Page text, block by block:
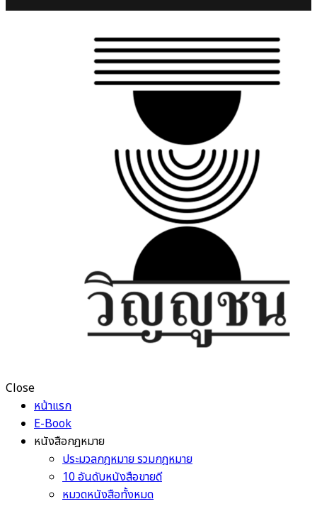
Close
หน้าแรก
E-Book
หนังสือกฎหมาย
ประมวลกฎหมาย รวมกฎหมาย
10 อันดับหนังสือขายดี
หมวดหนังสือทั้งหมด